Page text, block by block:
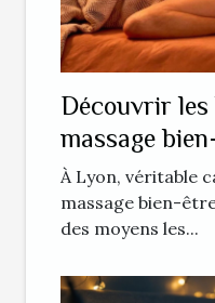
Découvrir
massage
la gestion du
À Lyon, véritable
massage bien-
des moyens les...